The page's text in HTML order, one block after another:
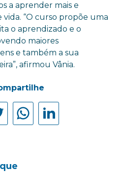
a aprender mais e
“O curso propõe uma
o aprendizado e o
maiores
e também a sua
afirmou Vânia.